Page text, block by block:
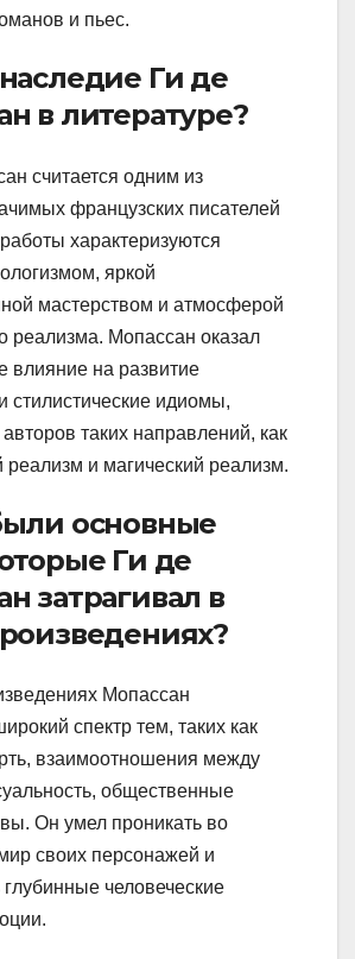
и пьес.
Ги де
в литературе?
считается одним из
французских писателей
характеризуются
яркой
мастерством и атмосферой
реализма. Мопассан оказал
влияние на развитие
стилистические идиомы,
таких направлений, как
реализм и магический реализм.
основные
Ги де
затрагивал в
Мопассан
спектр тем, таких как
взаимоотношения между
общественные
Он умел проникать во
своих персонажей и
глубинные человеческие